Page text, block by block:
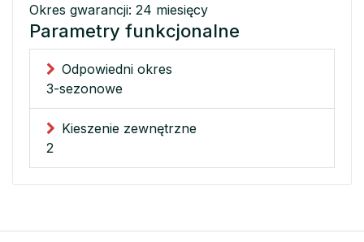
Okres gwarancji: 24 miesięcy
Parametry funkcjonalne
Odpowiedni okres
3-sezonowe
Kieszenie zewnętrzne
2